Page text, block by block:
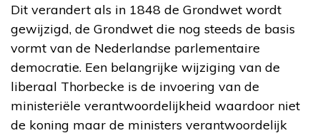
Dit verandert als in 1848 de Grondwet wordt
gewijzigd, de Grondwet die nog steeds de basis
vormt van de Nederlandse parlementaire
democratie. Een belangrijke wijziging van de
liberaal Thorbecke is de invoering van de
ministeriële verantwoordelijkheid waardoor niet
de koning maar de ministers verantwoordelijk